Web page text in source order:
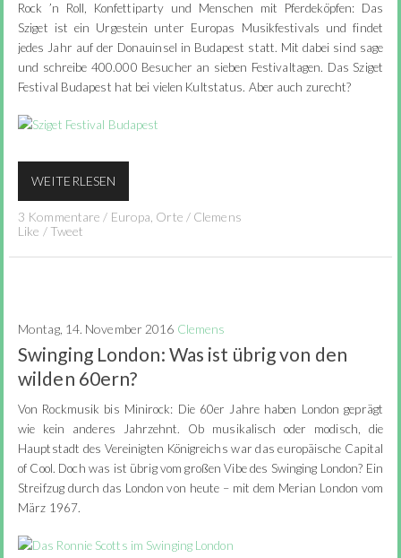
Rock ’n Roll, Konfettiparty und Menschen mit Pferdeköpfen: Das
Sziget ist ein Urgestein unter Europas Musikfestivals und findet
jedes Jahr auf der Donauinsel in Budapest statt. Mit dabei sind sage
und schreibe 400.000 Besucher an sieben Festivaltagen. Das Sziget
Festival Budapest hat bei vielen Kultstatus. Aber auch zurecht?
WEITERLESEN
3 Kommentare / Europa Orte / Clemens
Like / Tweet
Montag, 14. November 2016 Clemens
Swinging London: Was ist übrig von den
wilden 60ern?
Von Rockmusik bis Minirock: Die 60er Jahre haben London geprägt
wie kein anderes Jahrzehnt. Ob musikalisch oder modisch, die
Hauptstadt des Vereinigten Königreichs war das europäische Capital
of Cool. Doch was ist übrig vom großen Vibe des Swinging London? Ein
Streifzug durch das London von heute – mit dem Merian London vom
März 1967.